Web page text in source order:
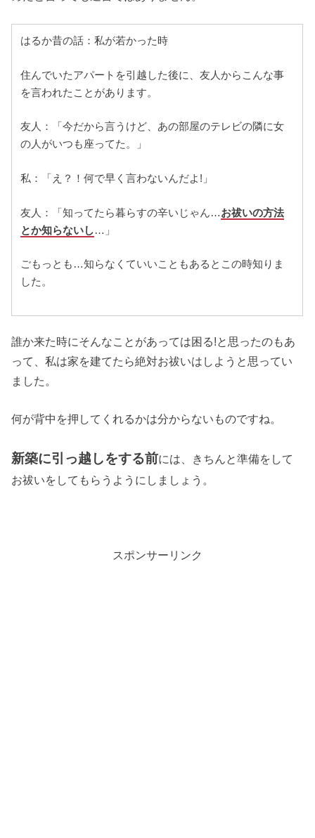
はるか昔の話：私が若かった時
住んでいたアパートを引越した後に、友人からこんな事
を言われたことがあります。
友人：「今だから言うけど、あの部屋のテレビの隣に女
の人がいつも座ってた。」
私：「え？！何で早く言わないんだよ!」
友人：「知ってたら暮らすの辛いじゃん…お祓いの方法
とか知らないし…」
ごもっとも…知らなくていいこともあるとこの時知りま
した。
誰か来た時にそんなことがあっては困る!と思ったのもあ
って、私は家を建てたら絶対お祓いはしようと思ってい
ました。
何が背中を押してくれるかは分からないものですね。
新築に引っ越しをする前には、きちんと準備をして
お祓いをしてもらうようにしましょう。
スポンサーリンク